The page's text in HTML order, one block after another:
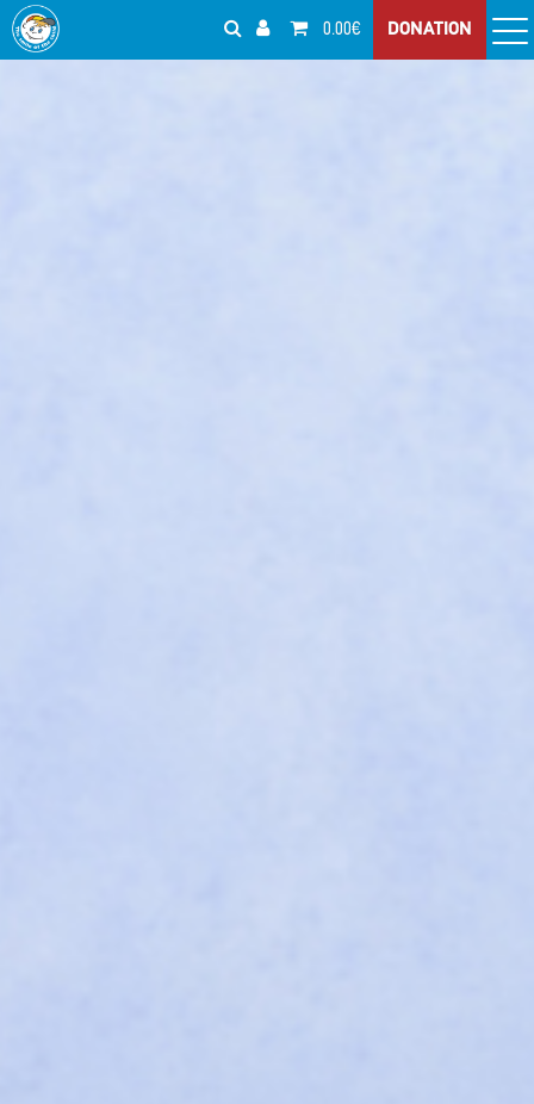
0.00€ DONATION